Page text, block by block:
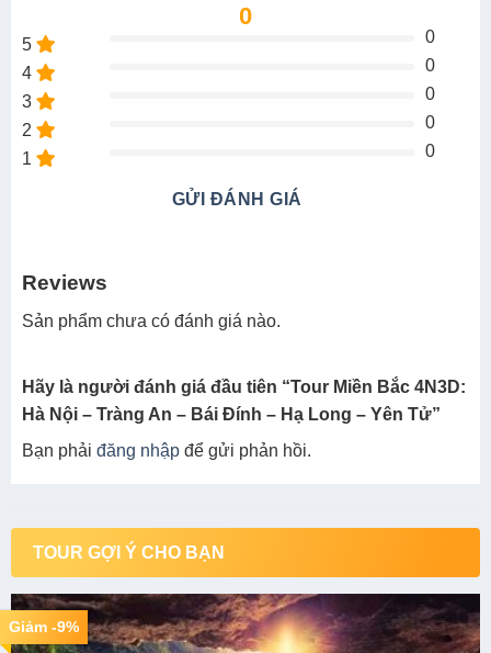
0
5
0
4
0
3
0
2
0
1
0
GỬI ĐÁNH GIÁ
Reviews
Sản phẩm chưa có đánh giá nào.
Hãy là người đánh giá đầu tiên “Tour Miền Bắc 4N3D:
Hà Nội – Tràng An – Bái Đính – Hạ Long – Yên Tử”
Bạn phải đăng nhập để gửi phản hồi.
TOUR GỢI Ý CHO BẠN
Giảm -9%